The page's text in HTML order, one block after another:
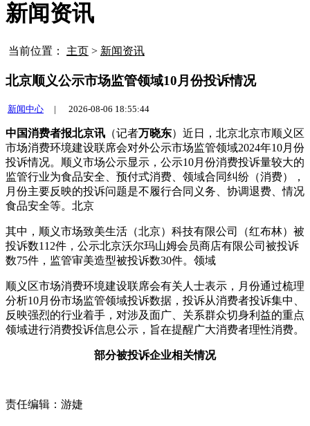
新闻资讯
当前位置： 主页 > 新闻资讯
北京顺义公示市场监管领域10月份投诉情况
新闻中心 | 2026-08-06 18:55:44
中国消费者报北京讯 （记者万晓东）近日，北京北京市顺义区
市场消费环境建设联席会对外公示市场监管领域2024年10月份
投诉情况。顺义市场公示显示，公示10月份消费投诉量较大的
监管行业为食品安全、预付式消费、领域合同纠纷（消费），
月份主要反映的投诉问题是不履行合同义务、协调退费、情况
食品安全等。北京
其中，顺义市场致美生活（北京）科技有限公司（红布林）被
投诉数112件，公示北京沃尔玛山姆会员商店有限公司被投诉
数75件，监管审美造型被投诉数30件。领域
顺义区市场消费环境建设联席会有关人士表示，月份通过梳理
分析10月份市场监管领域投诉数据，投诉从消费者投诉集中、
反映强烈的行业着手，对涉及面广、关系群众切身利益的重点
领域进行消费投诉信息公示，旨在提醒广大消费者理性消费。
部分被投诉企业相关情况
责任编辑：游婕